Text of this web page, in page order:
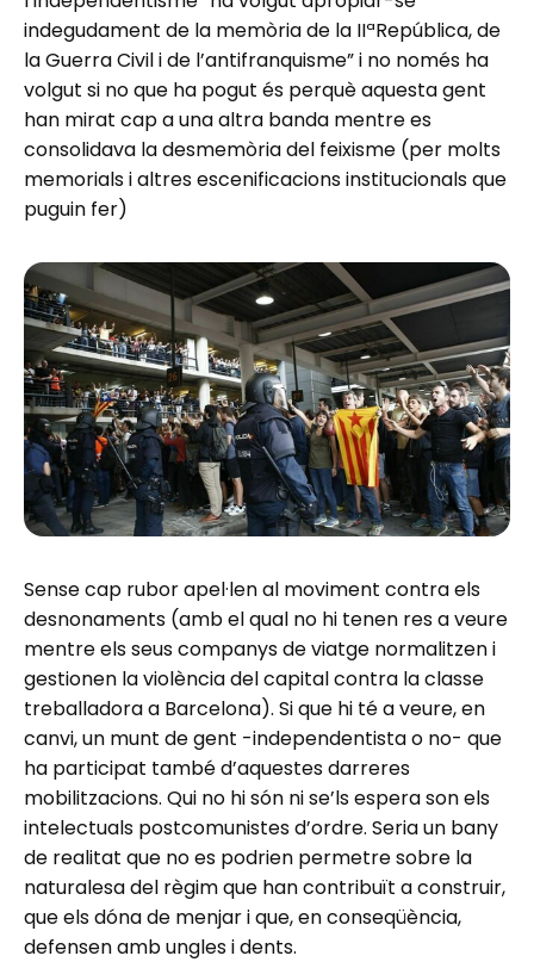
indegudament de la memòria de la IIªRepública, de
la Guerra Civil i de l’antifranquisme” i no només ha
volgut si no que ha pogut és perquè aquesta gent
han mirat cap a una altra banda mentre es
consolidava la desmemòria del feixisme (per molts
memorials i altres escenificacions institucionals que
puguin fer)
Sense cap rubor apel·len al moviment contra els
desnonaments (amb el qual no hi tenen res a veure
mentre els seus companys de viatge normalitzen i
gestionen la violència del capital contra la classe
treballadora a Barcelona). Si que hi té a veure, en
canvi, un munt de gent -independentista o no- que
ha participat també d’aquestes darreres
mobilitzacions. Qui no hi són ni se’ls espera son els
intelectuals postcomunistes d’ordre. Seria un bany
de realitat que no es podrien permetre sobre la
naturalesa del règim que han contribuït a construir,
que els dóna de menjar i que, en conseqüència,
defensen amb ungles i dents.